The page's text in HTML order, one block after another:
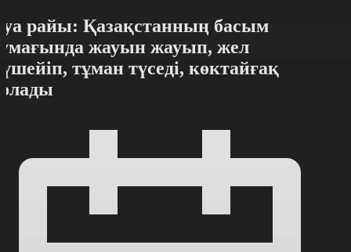
райы: Қазақстанның басым
жауын жауып, жел
тұман түседі, көктайғақ